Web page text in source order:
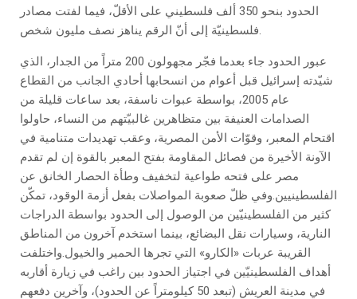
الحدود بنحو 350 ألف فلسطيني على الأقلّ، فيما لفتت مصادر
عبور الحدود جاء بعدما فجّر مجهولون 200 متراً من الجدار، الذي
شيّدته إسرائيل قبل أعوام من انسحابها أحادي الجانب من القطاع
عام 2005، بواسطة عبوات ناسفة، بعد ساعات قليلة من
الصدامات العنيفة بين متظاهرين غالبيّتهم من النساء، حاولوا
اقتحام المعبر، وقوّات الأمن المصرية، وعقب تهديدات متنامية في
الآونة الأخيرة من فصائل المقاومة بفتح المعبر بالقوة إن لم تقدم
مصر على فتحه طواعية لتخفيف وطأة الحصار الخانق عن
الفلسطينيين.وفي ظلّ صعوبة المواصلات بفعل أزمة الوقود، تمكّن
كثير من الفلسطينيّين من الوصول إلى الحدود بواسطة الدراجات
النارية، وسيارات نقل البضائع، بينما استخدم آخرون من المناطق
القريبة عربات «الكارو» التي تجرها الحمير والخيول.واختلفت
أهداف الفلسطينيّين في اجتياز الحدود بين راغب في زيارة أقاربه
في مدينة العريش (تبعد 50 كيلومتراً عن الحدود)، وآخرين دفعهم